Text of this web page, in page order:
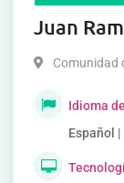
Juan
Comunidad
Idioma
Español